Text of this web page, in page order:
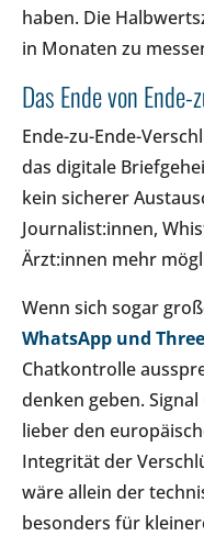
haben. Die
in Monaten zu
Das Ende von Ende-
Ende-zu-Ende-
das digitale
kein sicherer
Journalist:innen,
Ärzt:innen mehr
Wenn sich sogar
WhatsApp und
Chatkontrolle
denken geben.
lieber den
Integrität der
wäre allein der
besonders für